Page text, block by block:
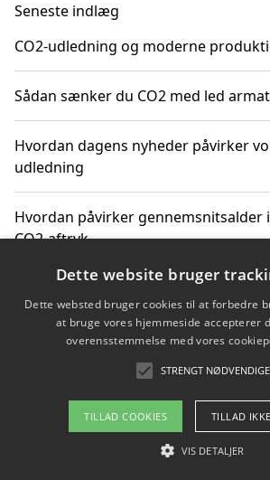
Seneste indlæg
CO2-udledning og moderne
Sådan sænker du CO2 med led
Hvordan dagens nyheder påvirker
udledning
Hvordan påvirker gennemsnitsalder
CO2-aftryk
Hvordan nyheder om CO2-udledning
hverdag
Om / kontakt
Blog
Dette website bruger
Dette websted bruger cookies til at forbedre
at bruge vores hjemmeside accepterer
overensstemmelse med vores
STRENGT NØDVENDIGE
TILLAD COOKIES TILLAD
VIS DETALJER